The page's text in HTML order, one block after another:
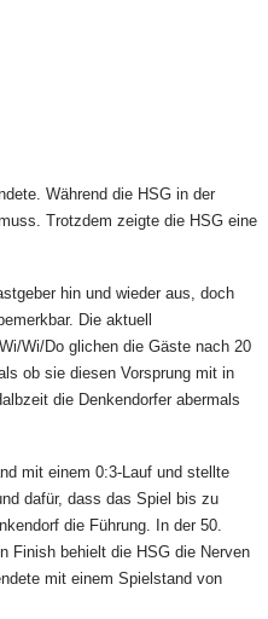
Während die HSG in der
Trotzdem zeigte die HSG eine
hin und wieder aus, doch
Die aktuell
Wi/Do glichen die Gäste nach 20
ob sie diesen Vorsprung mit in
die Denkendorfer abermals
mit einem 0:3-Lauf und stellte
dafür, dass das Spiel bis zu
die Führung. In der 50.
Finish behielt die HSG die Nerven
mit einem Spielstand von